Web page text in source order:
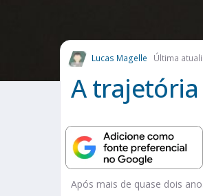
Lucas Magelle Última
A trajetória
Após mais de quase dois